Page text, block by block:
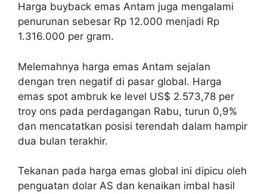
Harga buyback emas Antam juga mengalami
penurunan sebesar Rp 12.000 menjadi Rp
1.316.000 per gram.
Melemahnya harga emas Antam sejalan
dengan tren negatif di pasar global. Harga
emas spot ambruk ke level US$ 2.573,78 per
troy ons pada perdagangan Rabu, turun 0,9%
dan mencatatkan posisi terendah dalam hampir
dua bulan terakhir.
Tekanan pada harga emas global ini dipicu oleh
penguatan dolar AS dan kenaikan imbal hasil